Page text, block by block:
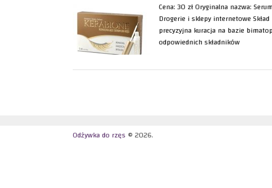
Cena: 30 zł Oryginalna nazwa:
Drogerie i sklepy internetowe
precyzyjna kuracja na bazie
odpowiednich składników
Odżywka do rzęs © 2026.